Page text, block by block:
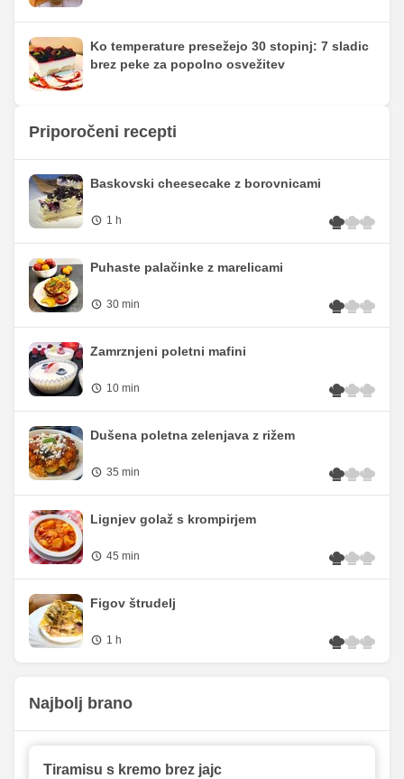
Ko temperature presežejo 30 stopinj: 7 sladic
brez peke za popolno osvežitev
Priporočeni recepti
Baskovski cheesecake z borovnicami
1 h
Puhaste palačinke z marelicami
30 min
Zamrznjeni poletni mafini
10 min
Dušena poletna zelenjava z rižem
35 min
Lignjev golaž s krompirjem
45 min
Figov štrudelj
1 h
Najbolj brano
Tiramisu s kremo brez jajc